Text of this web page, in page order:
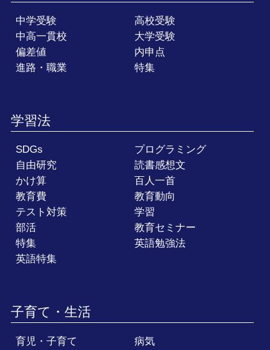
中学受験
高校受験
中高一貫校
大学受験
偏差値
内申点
進路・職業
特集
学習法
SDGs
プログラミング
自由研究
読書感想文
かけ算
百人一首
教育費
教育動向
テスト対策
学習
部活
教育セミナー
特集
英語勉強法
英語特集
子育て・生活
育児・子育て
病気